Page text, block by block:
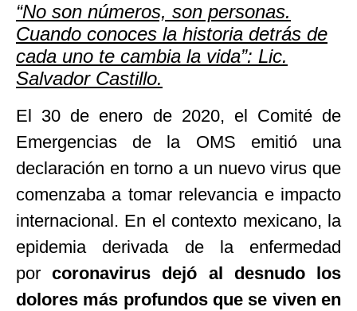
“No son números, son personas.
Cuando conoces la historia detrás de
cada uno te cambia la vida”: Lic.
Salvador Castillo.
El 30 de enero de 2020, el Comité de
Emergencias de la OMS emitió una
declaración en torno a un nuevo virus que
comenzaba a tomar relevancia e impacto
internacional. En el contexto mexicano, la
epidemia derivada de la enfermedad
porcoronavirus dejó al desnudo los
dolores más profundos que se viven en